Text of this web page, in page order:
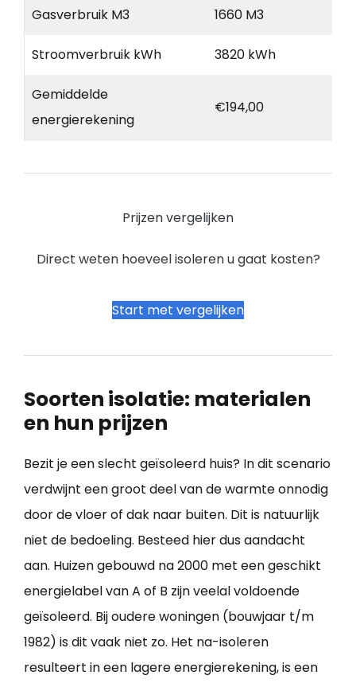
Gasverbruik M3 1660 M3
Stroomverbruik kWh 3820 kWh
Gemiddelde
energierekening
€194,00
Prijzen vergelijken
Direct weten hoeveel isoleren u gaat kosten?
Start met vergelijken
Soorten isolatie: materialen
en hun prijzen
Bezit je een slecht geïsoleerd huis? In dit scenario
verdwijnt een groot deel van de warmte onnodig
door de vloer of dak naar buiten. Dit is natuurlijk
niet de bedoeling. Besteed hier dus aandacht
aan. Huizen gebouwd na 2000 met een geschikt
energielabel van A of B zijn veelal voldoende
geïsoleerd. Bij oudere woningen (bouwjaar t/m
1982) is dit vaak niet zo. Het na-isoleren
resulteert in een lagere energierekening, is een